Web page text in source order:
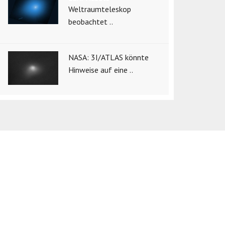
Weltraumteleskop
beobachtet ..
NASA: 3I/ATLAS könnte
Hinweise auf eine ..